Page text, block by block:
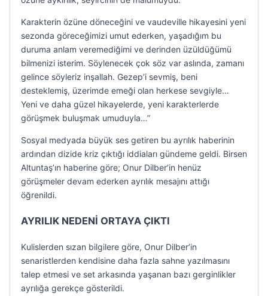
Karakterin özüne döneceğini ve vaudeville hikayesini yeni
sezonda göreceğimizi umut ederken, yaşadığım bu
duruma anlam veremediğimi ve derinden üzüldüğümü
bilmenizi isterim. Söylenecek çok söz var aslında, zamanı
gelince söyleriz inşallah. Gezep’i sevmiş, beni
desteklemiş, üzerimde emeği olan herkese sevgiyle…
Yeni ve daha güzel hikayelerde, yeni karakterlerde
görüşmek buluşmak umuduyla…”
Sosyal medyada büyük ses getiren bu ayrılık haberinin
ardından dizide kriz çıktığı iddiaları gündeme geldi. Birsen
Altuntaş’ın haberine göre; Onur Dilber’in henüz
görüşmeler devam ederken ayrılık mesajını attığı
öğrenildi.
AYRILIK NEDENİ ORTAYA ÇIKTI
Kulislerden sızan bilgilere göre, Onur Dilber’in
senaristlerden kendisine daha fazla sahne yazılmasını
talep etmesi ve set arkasında yaşanan bazı gerginlikler
ayrılığa gerekçe gösterildi.